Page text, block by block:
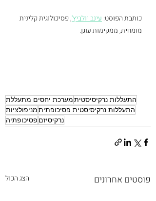
כותבת הפוסט: עינב יולביץ', פסיכולוגית קלינית
מומחית, ממקימות עוגן.
התעללות נרקיסיסטיתמערכת יחסים מתעללת
התעללות נרקיסיסטית פסיכופתיתמניפולציות
נרקיסיזם פסיכופתיה
פוסטים אחרונים הצג הכול